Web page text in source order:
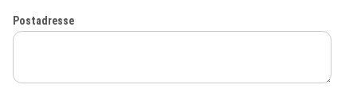
Postadresse